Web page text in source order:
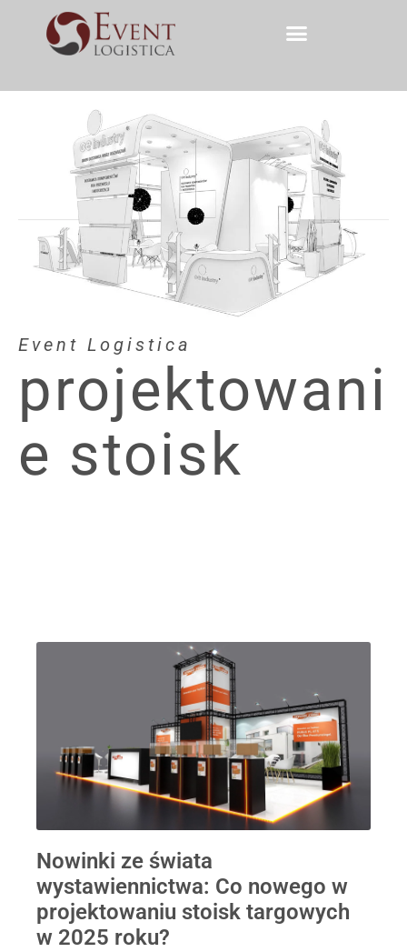
Event Logistica
projektowani
e stoisk
Nowinki ze świata
wystawiennictwa: Co nowego w
projektowaniu stoisk targowych
w 2025 roku?